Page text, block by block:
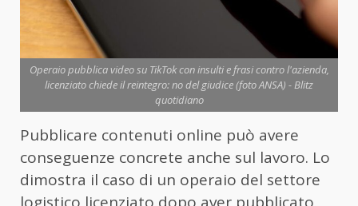
Operaio pubblica video su TikTok con insulti e frasi contro l'azienda,
licenziato chiede il reintegro: no del giudice (foto ANSA) - Blitz
quotidiano
Pubblicare contenuti online può avere
conseguenze concrete anche sul lavoro. Lo
dimostra il caso di un operaio del settore